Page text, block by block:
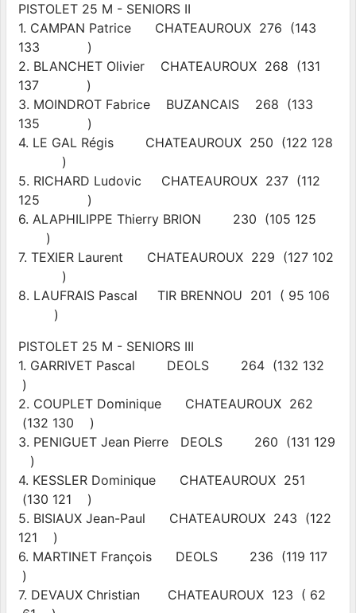
PISTOLET 25 M - SENIORS II
1. CAMPAN Patrice CHATEAUROUX 276 (143
133 )
2. BLANCHET Olivier CHATEAUROUX 268 (131
137 )
3. MOINDROT Fabrice BUZANCAIS 268 (133
135 )
4. LE GAL Régis CHATEAUROUX 250 (122 128
)
5. RICHARD Ludovic CHATEAUROUX 237 (112
125 )
6. ALAPHILIPPE Thierry BRION 230 (105 125
)
7. TEXIER Laurent CHATEAUROUX 229 (127 102
)
8. LAUFRAIS Pascal TIR BRENNOU 201 ( 95 106
)
PISTOLET 25 M - SENIORS III
1. GARRIVET Pascal DEOLS 264 (132 132
)
2. COUPLET Dominique CHATEAUROUX 262
(132 130 )
3. PENIGUET Jean Pierre DEOLS 260 (131 129
)
4. KESSLER Dominique CHATEAUROUX 251
(130 121 )
5. BISIAUX Jean-Paul CHATEAUROUX 243 (122
121 )
6. MARTINET François DEOLS 236 (119 117
)
7. DEVAUX Christian CHATEAUROUX 123 ( 62